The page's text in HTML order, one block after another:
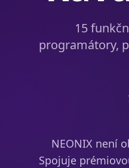
15
programátory,
NEONIX není
Spojuje